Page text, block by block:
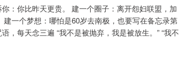
：你比昨天更贵。 建一个圈子：离开怨妇联盟，加
一个梦想：哪怕是60岁去南极，也要写在备忘录第
，每天念三遍 “我不是被抛弃，我是被放生。” “我不